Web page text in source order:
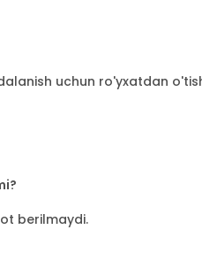
uchun ro'yxatdan
berilmaydi.